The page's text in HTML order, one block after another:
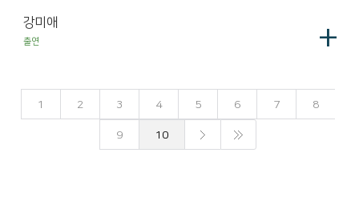
강미애 +
출연
1 2 3 4 5 6 7 8
9 10